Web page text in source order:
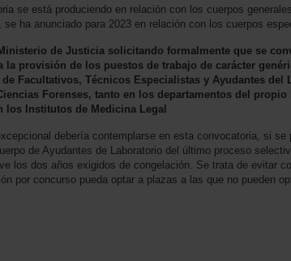
se está produciendo en relación con los cuerpos
ha anunciado para 2023 en relación con los cuerpos
de Justicia solicitando formalmente que se
la provisión de los puestos de trabajo de carácter
Facultativos, Técnicos Especialistas y Ayudantes del
Forenses, tanto en los departamentos del propio
los Institutos de Medicina Legal
debería contemplarse en esta convocatoria, si se
de Ayudantes de Laboratorio del último proceso
los dos años exigidos de congelación. Se trata de evitar
por concurso pueda optar a plazas a las que no pueden